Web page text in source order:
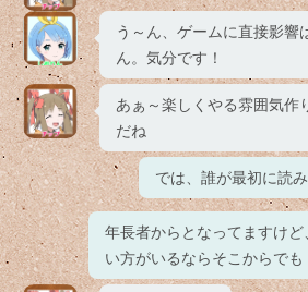
う～ん、ゲームに直接影響
ん。気分です！
あぁ～楽しくやる雰囲気作
だね
では、誰が最初に読
年長者からとなってますけど
い方がいるならそこからでも